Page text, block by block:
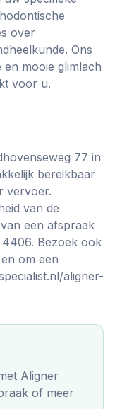
over
Ons
mooie glimlach
voor u.
77 in
bereikbaar
vervoer.
van de
een afspraak
Bezoek ook
om een
aligner-
Aligner
of meer